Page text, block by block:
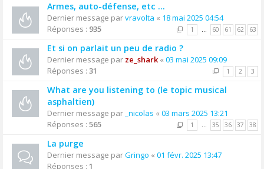
Armes, auto-défense, etc ...
Dernier message parvravolta « 18 mai 2025 04:54
Réponses : 935 1 … 60 61 62 63
Et si on parlait un peu de radio ?
Dernier message par ze_shark« 03 mai 2025 09:09
Réponses : 31 1 2 3
What are you listening to (le topic musical
asphaltien)
Dernier message par _nicolas « 03 mars 2025 13:21
Réponses : 565 1 … 35 36 37 38
La purge
Dernier message parGringo « 01 févr. 2025 13:47
Réponses : 1